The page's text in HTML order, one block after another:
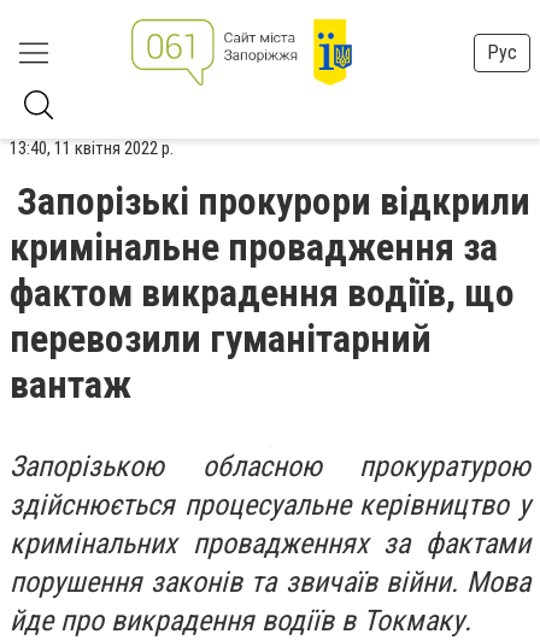
Рус
13:40, 11 квітня 2022 р.
Запорізькі прокурори відкрили
кримінальне провадження за
фактом викрадення водіїв, що
перевозили гуманітарний
вантаж
Запорізькою обласною прокуратурою
здійснюється процесуальне керівництво у
кримінальних провадженнях за фактами
порушення законів та звичаїв війни. Мова
йде про викрадення водіїв в Токмаку.